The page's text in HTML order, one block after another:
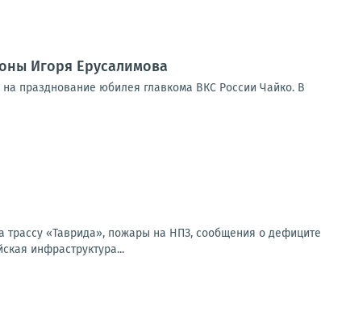
Игоря Ерусалимова
празднование юбилея главкома ВКС России Чайко. В
трассу «Таврида», пожары на НПЗ, сообщения о дефиците
инфраструктура...